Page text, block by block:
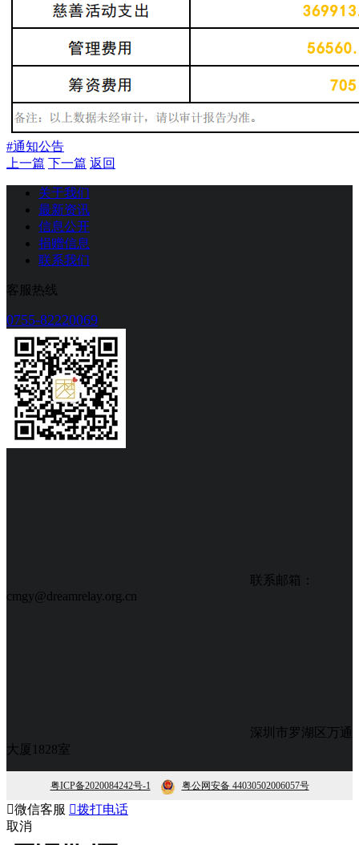
#通知公告
上一篇 下一篇 返回
关于我们
最新资讯
信息公开
捐赠信息
联系我们
客服热线
0755-82220069
联系邮箱：
cmgy@dreamrelay.org.cn
深圳市罗湖区万通
大厦1828室
粤ICP备2020084242号-1 粤公网安备 44030502006057号
微信客服 拨打电话
取消